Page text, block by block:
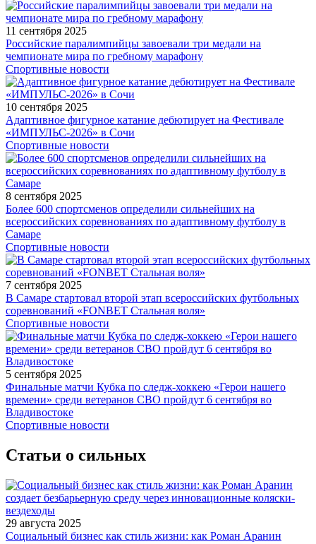
11 сентября 2025
Российские паралимпийцы завоевали три медали на
чемпионате мира по гребному марафону
Спортивные новости
10 сентября 2025
Адаптивное фигурное катание дебютирует на Фестивале
«ИМПУЛЬС-2026» в Сочи
Спортивные новости
8 сентября 2025
Более 600 спортсменов определили сильнейших на
всероссийских соревнованиях по адаптивному футболу в
Самаре
Спортивные новости
7 сентября 2025
В Самаре стартовал второй этап всероссийских футбольных
соревнований «FONBET Стальная воля»
Спортивные новости
5 сентября 2025
Финальные матчи Кубка по следж-хоккею «Герои нашего
времени» среди ветеранов СВО пройдут 6 сентября во
Владивостоке
Спортивные новости
Статьи о сильных
29 августа 2025
Социальный бизнес как стиль жизни: как Роман Аранин